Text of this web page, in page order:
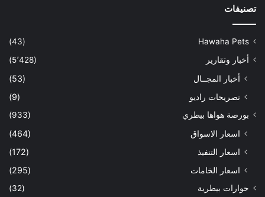
تصنيفات
Hawaha Pets
(43)
أخبار وتقارير
(5٬428)
أخبار المجــال
(53)
تصريحات راديو
(9)
بورصة هواها بيطري (933)
اسعار الاسواق
(464)
اسعار التنفيذ
(172)
اسعار الخامات
(295)
حوارات بيطرية
(32)